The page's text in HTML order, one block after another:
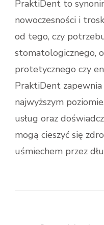
PraktiDent to
nowoczesności i
od tego, czy
stomatologicznego,
protetycznego czy
PraktiDent
najwyższym
usług oraz
mogą cieszyć się
uśmiechem przez